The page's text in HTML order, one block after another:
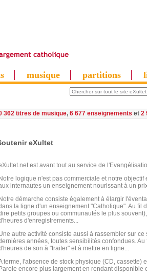
musique partitions
362 titres de musique, 6 677 enseignements et 2
eXultet
est avant tout au service de
Notre logique n'est pas commerciale et notre
internautes un enseignement nourissant à un
Notre démarche consiste également à élargir
la ligne d'un enseignement "Catholique". Au fil
petits groupes ou communautés le plus
d'enregistrements...
autre activité consiste aussi à rassembler sur
années, toutes sensibilités confondues.
de son à "traiter" et à mettre en ligne...
terme, l'absence de stock physique (CD, cassette)
Parole encore plus largement en rendant